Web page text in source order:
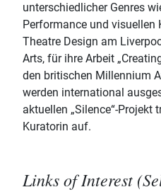
unterschiedlicher Genres
Performance und visuellen
Theatre Design am
Arts, für ihre Arbeit
den britischen Millennium
werden international
aktuellen „Silence“-
Kuratorin auf.
Links of Interest